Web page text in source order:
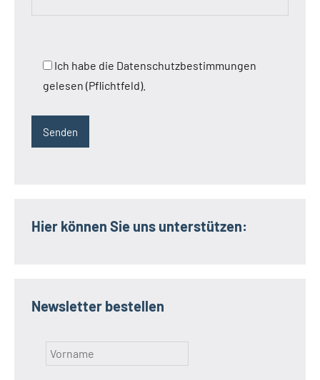
Ich habe die Datenschutzbestimmungen
gelesen (Pflichtfeld).
Hier können Sie uns unterstützen:
Newsletter bestellen